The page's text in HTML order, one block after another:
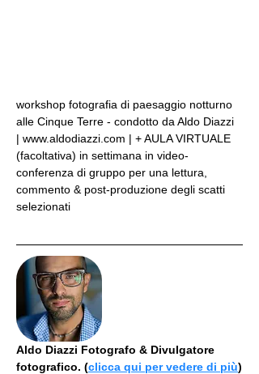
workshop fotografia di paesaggio notturno
alle Cinque Terre - condotto da Aldo Diazzi
| www.aldodiazzi.com | + AULA VIRTUALE
(facoltativa) in settimana in video-
conferenza di gruppo per una lettura,
commento & post-produzione degli scatti
selezionati
Aldo Diazzi Fotografo & Divulgatore
fotografico. (clicca qui per vedere di più)